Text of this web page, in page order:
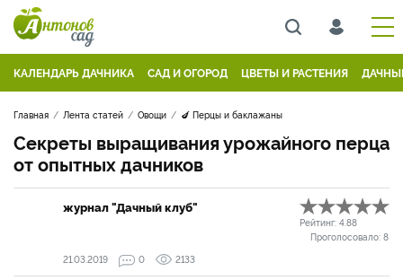
КАЛЕНДАРЬ ДАЧНИКА САД И ОГОРОД ЦВЕТЫ И РАСТЕНИЯ
Главная Лента статей Овощи 🍆 Перцы и баклажаны
Секреты выращивания урожайного перца
от опытных дачников
журнал "Дачный клуб"
Рейтинг: 4.88
Проголосовало: 8
21.03.2019
0 2133